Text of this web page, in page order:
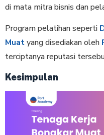
di mata mitra bisnis dan
Program pelatihan seperti
Muatyang disediakan oleh
terciptanya reputasi
Kesimpulan